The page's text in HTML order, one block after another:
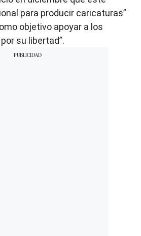
para producir caricaturas”
objetivo apoyar a los
su libertad”.